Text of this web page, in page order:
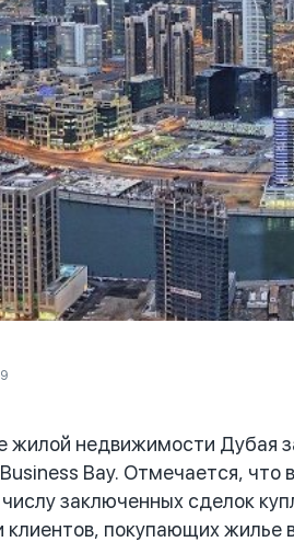
недвижимости Дубая
Bay. Отмечается,
заключенных сделок
покупающих жилье